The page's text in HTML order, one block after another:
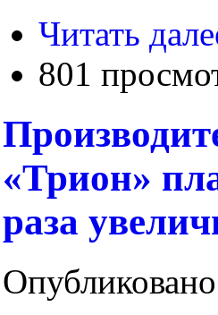
Читать
801
«Трион»
раза